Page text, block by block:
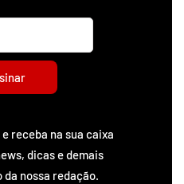
receba na sua caixa
dicas e demais
nossa redação.